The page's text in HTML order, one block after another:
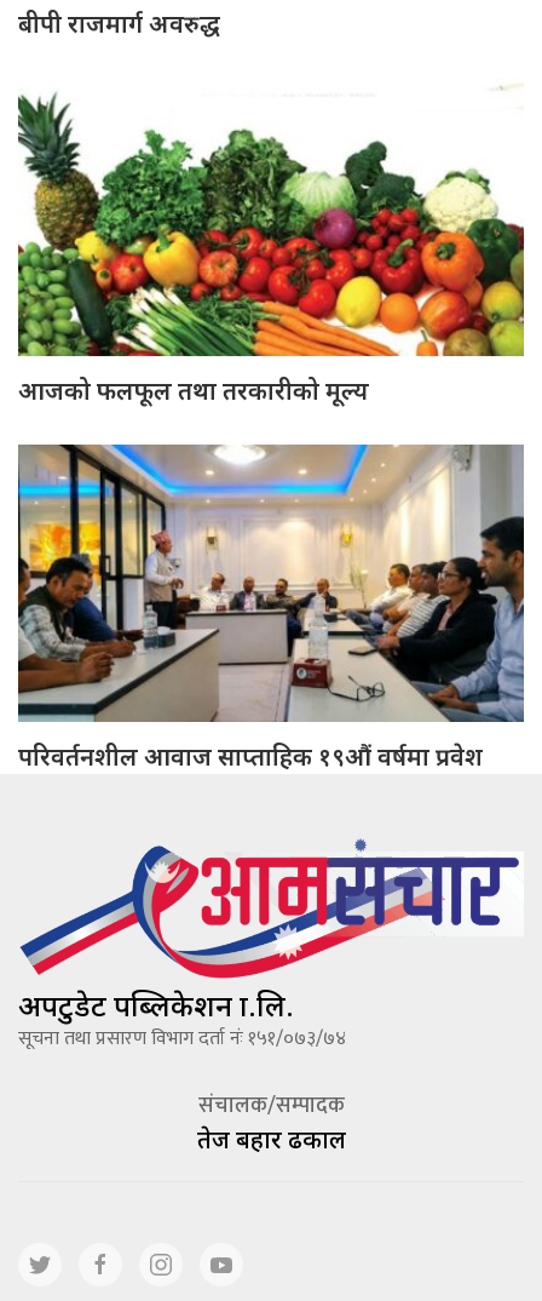
बीपी राजमार्ग अवरुद्ध
आजको फलफूल तथा तरकारीको मूल्य
परिवर्तनशील आवाज साप्ताहिक १९औं वर्षमा प्रवेश
अपटुडेट पब्लिकेशन प्रा.लि.
सूचना तथा प्रसारण विभाग दर्ता नंः १५१/०७३/७४
संचालक/सम्पादक
तेज बहादूर ढकाल